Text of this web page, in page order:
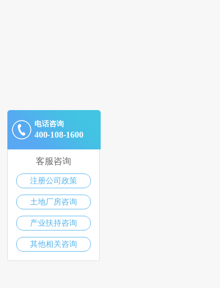
电话咨询
400-108-1600
客服咨询
注册公司政策
土地厂房咨询
产业扶持咨询
其他相关咨询